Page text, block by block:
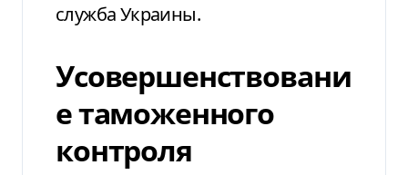
служба Украины.
Усовершенствовани
е таможенного
контроля